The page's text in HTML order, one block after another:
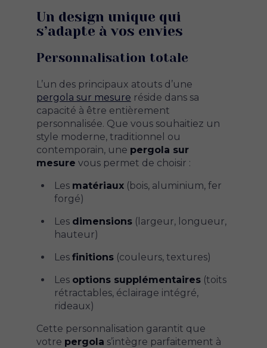
Un design unique qui
s’adapte à vos envies
Personnalisation totale
L’un des principaux atouts d’une
pergola sur mesure réside dans sa
capacité à être entièrement
personnalisée. Que vous souhaitiez un
style moderne, traditionnel ou
contemporain, une pergola sur
mesure vous permet de choisir :
Les matériaux(bois, aluminium, fer
forgé)
Les dimensions(largeur, longueur,
hauteur)
Les finitions(couleurs, textures)
Les options supplémentaires(toits
rétractables, éclairage intégré,
rideaux)
Cette personnalisation garantit que
votre pergola s’intègre parfaitement à